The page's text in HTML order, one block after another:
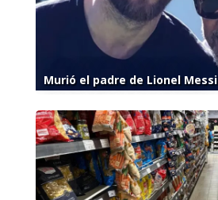
Murió el padre de Lionel Messi